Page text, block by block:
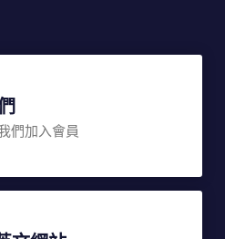
們加入會員